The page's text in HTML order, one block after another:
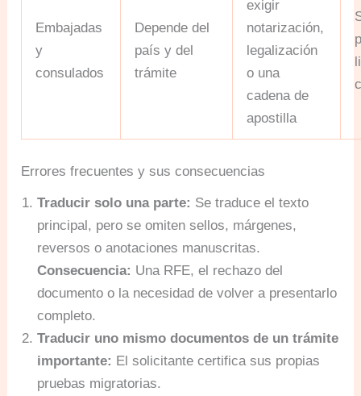
Embajadas
y
consulados
Depende del
país y del
trámite
exigir
notarización,
legalización
o una
cadena de
apostilla
Errores frecuentes y sus consecuencias
Traducir solo una parte: Se traduce el texto
principal, pero se omiten sellos, márgenes,
reversos o anotaciones manuscritas.
Consecuencia: Una RFE, el rechazo del
documento o la necesidad de volver a presentarlo
completo.
Traducir uno mismo documentos de un trámite
importante: El solicitante certifica sus propias
pruebas migratorias.